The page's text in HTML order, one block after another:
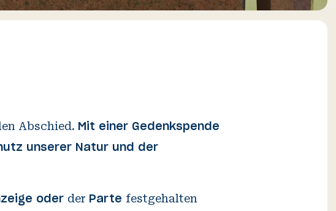
öffnen
Abschied. Mit einer Gedenkspende
unserer Natur und der
oder der Parte festgehalten